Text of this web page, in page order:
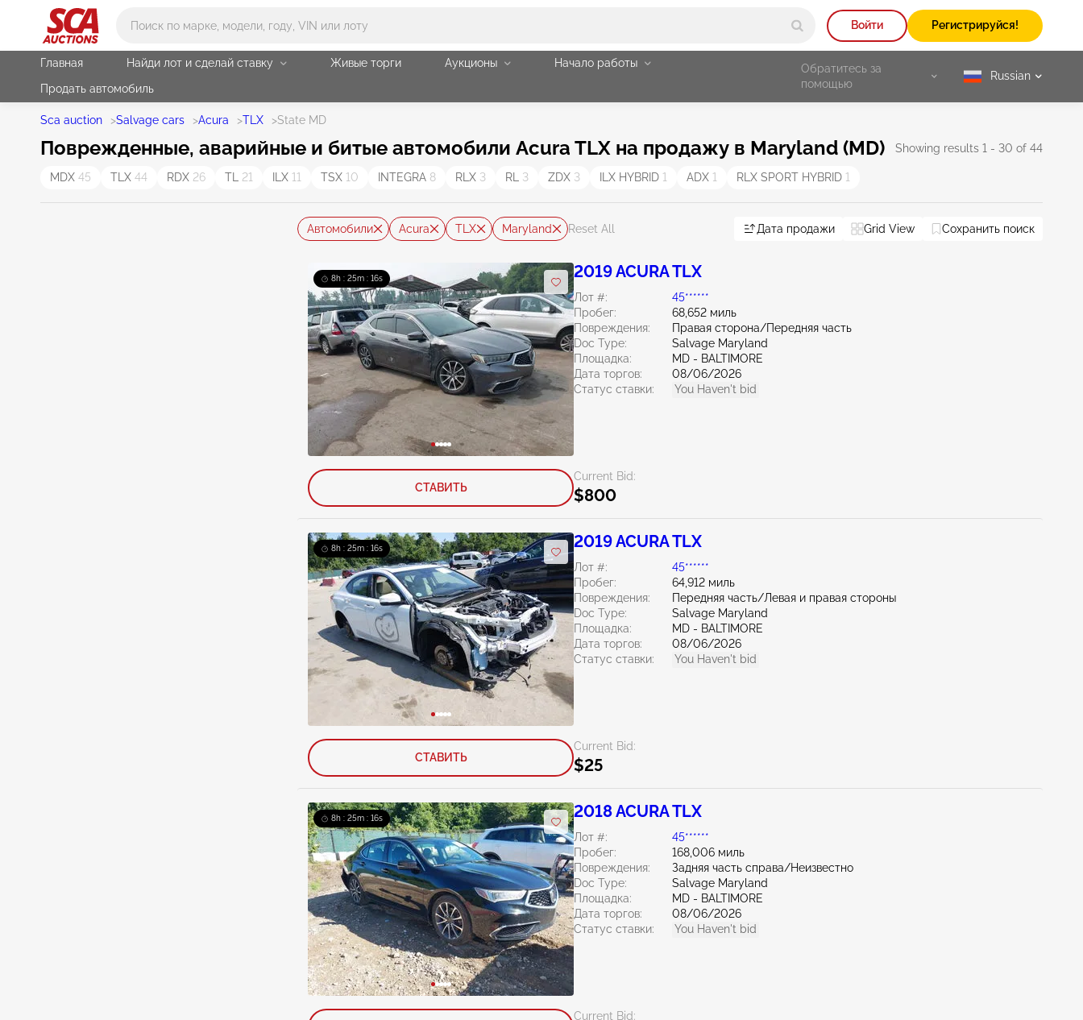
Войти Регистрируйся!
Главная Найди лот и сделай ставку Живые торги Аукционы
Начало работы
Продать автомобиль
Обратитесь за
помощью
selected
Russian
Sca auction >Salvage cars >Acura >TLX >State MD
Поврежденные, аварийные и битые автомобили Acura TLX на продажу в Maryland (MD) Showing results 1 - 30 of 44
MDX 45 TLX 44 RDX 26 TL 21 ILX 11 TSX 10 INTEGRA 8 RLX 3 RL 3 ZDX 3 ILX HYBRID 1 ADX 1 RLX SPORT HYBRID 1
Автомобили Acura TLX Maryland Reset All Дата продажи Grid View Сохранить поиск
8h : 25m : 14s 2019 ACURA TLX
Лот #:
45******
Пробег:
68,652 миль
Повреждения:
Правая сторона/Передняя часть
Doc Type:
Salvage Maryland
Площадка:
MD - BALTIMORE
Дата торгов:
08/06/2026
Статус ставки:
You Haven't bid
Current Bid:
$800
СТАВИТЬ
8h : 25m : 14s 2019 ACURA TLX
Лот #:
45******
Пробег:
64,912 миль
Повреждения:
Передняя часть/Левая и правая стороны
Doc Type:
Salvage Maryland
Площадка:
MD - BALTIMORE
Дата торгов:
08/06/2026
Статус ставки:
You Haven't bid
Current Bid:
$25
СТАВИТЬ
8h : 25m : 14s 2018 ACURA TLX
Лот #:
45******
Пробег:
168,006 миль
Повреждения:
Задняя часть справа/Неизвестно
Doc Type:
Salvage Maryland
Площадка:
MD - BALTIMORE
Дата торгов:
08/06/2026
Статус ставки:
You Haven't bid
Current Bid: